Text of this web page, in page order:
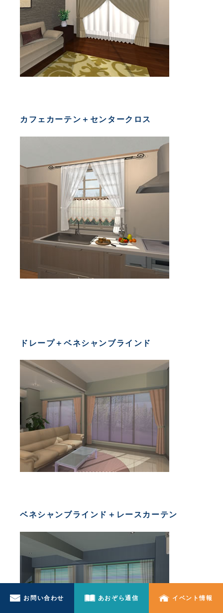
カフェカーテン＋センタークロス
ドレープ＋ベネシャンブラインド
ベネシャンブラインド＋レースカーテン
お問い合わせ あおぞら通信 イベント情報